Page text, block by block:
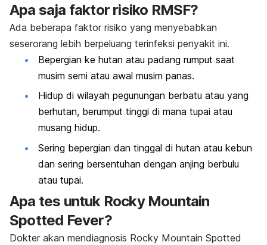
Apa saja faktor risiko RMSF?
Ada beberapa faktor risiko yang menyebabkan
seserorang lebih berpeluang terinfeksi penyakit ini.
Bepergian ke hutan atau padang rumput saat
musim semi atau awal musim panas.
Hidup di wilayah pegunungan berbatu atau yang
berhutan, berumput tinggi di mana tupai atau
musang hidup.
Sering bepergian dan tinggal di hutan atau kebun
dan sering bersentuhan dengan anjing berbulu
atau tupai.
Apa tes untuk Rocky Mountain
Spotted Fever?
Dokter akan mendiagnosis Rocky Mountain Spotted